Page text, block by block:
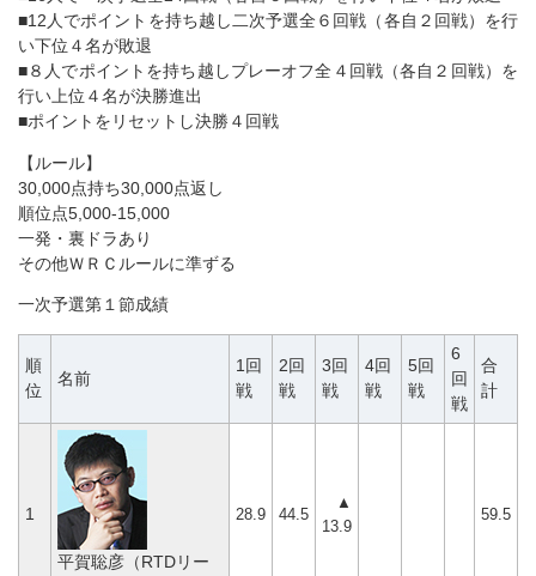
■12人でポイントを持ち越し二次予選全６回戦（各自２回戦）を行
い下位４名が敗退
■８人でポイントを持ち越しプレーオフ全４回戦（各自２回戦）を
行い上位４名が決勝進出
■ポイントをリセットし決勝４回戦
【ルール】
30,000点持ち30,000点返し
順位点5,000-15,000
一発・裏ドラあり
その他ＷＲＣルールに準ずる
一次予選第１節成績
順
位
名前
1回
戦
2回
戦
3回
戦
4回
戦
5回
戦
6
回
戦
合
計
1
平賀聡彦（RTDリー
28.9 44.5
▲
13.9
59.5